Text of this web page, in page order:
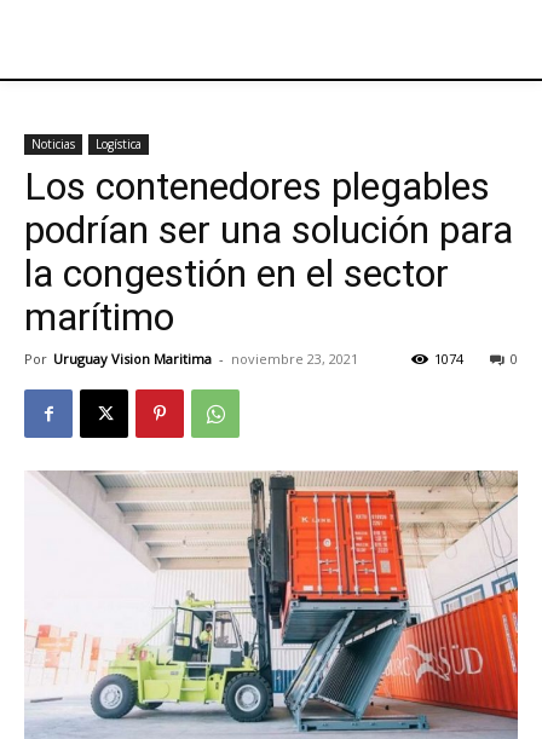
Noticias Logística
Los contenedores plegables
podrían ser una solución para
la congestión en el sector
marítimo
Por Uruguay Vision Maritima - noviembre 23, 2021 0
1074